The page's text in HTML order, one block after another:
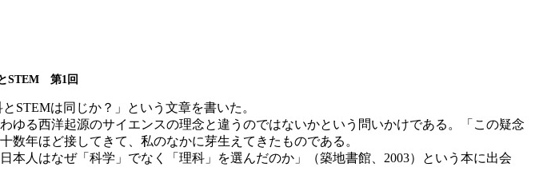
STEM 第1回
STEMは同じか？」という文章を書いた。
る西洋起源のサイエンスの理念と違うのではないかという問いかけである。「この疑念
年ほど接してきて、私のなかに芽生えてきたものである。
人はなぜ「科学」でなく「理科」を選んだのか」（築地書館、2003）という本に出会